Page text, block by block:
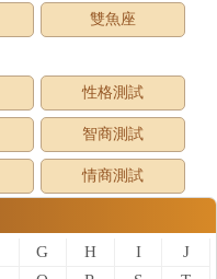
雙魚座
性格測試
智商測試
情商測試
G H I
J